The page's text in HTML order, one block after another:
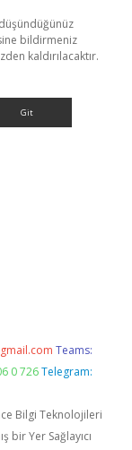
bildirmeniz
kaldırılacaktır.
Teams:
0 726 Telegram:
Bilgi Teknolojileri
bir Yer Sağlayıcı